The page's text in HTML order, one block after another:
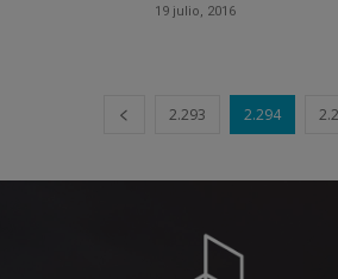
19 julio, 2016
2.293 2.294